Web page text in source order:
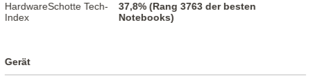
HardwareSchotte Tech-
Index
37,8% (Rang 3763 der besten
Notebooks)
Gerät